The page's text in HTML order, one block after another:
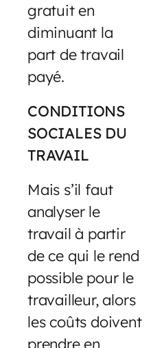
gratuit en
diminuant la
part de travail
payé.
CONDITIONS
SOCIALES DU
TRAVAIL
Mais s’il faut
analyser le
travail à partir
de ce qui le rend
possible pour le
travailleur, alors
les coûts doivent
prendre en